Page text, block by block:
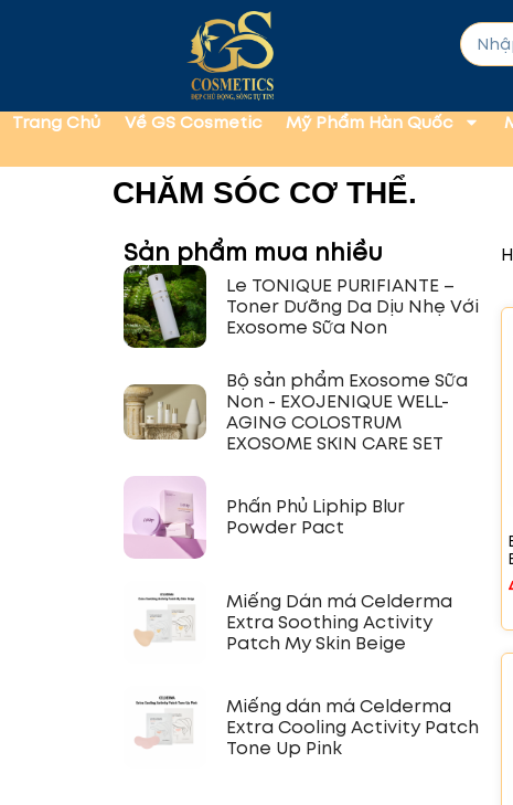
Trang Chủ Về GS Cosmetic Mỹ Phẩm Hàn Quốc
CHĂM SÓC CƠ THỂ.
Sản phẩm mua nhiều
Le TONIQUE PURIFIANTE –
Toner Dưỡng Da Dịu Nhẹ Với
Exosome Sữa Non
Bộ sản phẩm Exosome Sữa
Non - EXOJENIQUE WELL-
AGING COLOSTRUM
EXOSOME SKIN CARE SET
Phấn Phủ Liphip Blur
Powder Pact
Miếng Dán má Celderma
Extra Soothing Activity
Patch My Skin Beige
Miếng dán má Celderma
Extra Cooling Activity Patch
Tone Up Pink